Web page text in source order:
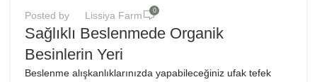
Posted by Lissiya Farm 0
Sağlıklı Beslenmede Organik
Besinlerin Yeri
Beslenme alışkanlıklarınızda yapabileceğiniz ufak tefek